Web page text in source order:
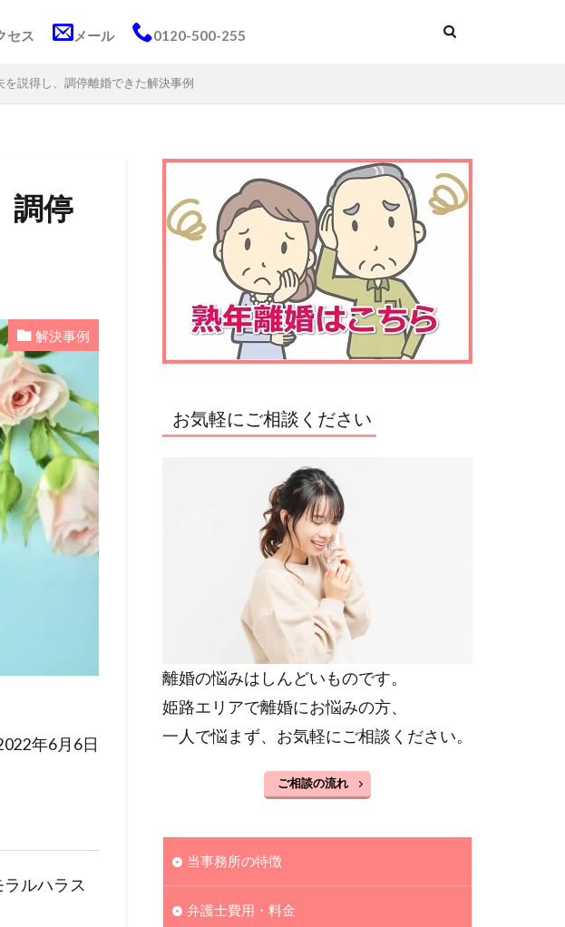
セス メール 0120-500-255
説得し、調停離婚できた解決事例
調停
解決事例
年6月6日
ルハラス
お気軽にご相談ください
離婚の悩みはしんどいものです。
姫路エリアで離婚にお悩みの方、
一人で悩まず、お気軽にご相談ください。
ご相談の流れ
当事務所の特徴
弁護士費用・料金